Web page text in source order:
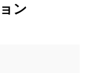
ン